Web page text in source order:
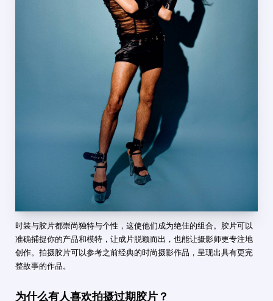
时装与胶片都崇尚独特与个性，这使他们成为绝佳的组合。胶片可以
准确捕捉你的产品和模特，让成片脱颖而出，也能让摄影师更专注地
创作。拍摄胶片可以参考之前经典的时尚摄影作品，呈现出具有更完
整故事的作品。
为什么有人喜欢拍摄过期胶片？